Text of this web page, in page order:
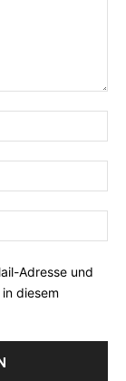
Adresse und
diesem